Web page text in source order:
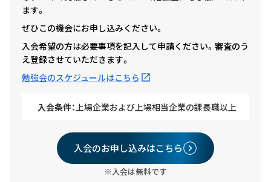
ます。
ぜひこの機会にお申し込みください。
入会希望の方は必要事項を記入して申請ください。審査のう
え登録させていただきます。
勉強会のスケジュールはこちら
入会条件： 上場企業および上場相当企業の課長職以上
入会のお申し込みはこちら
※入会は無料です